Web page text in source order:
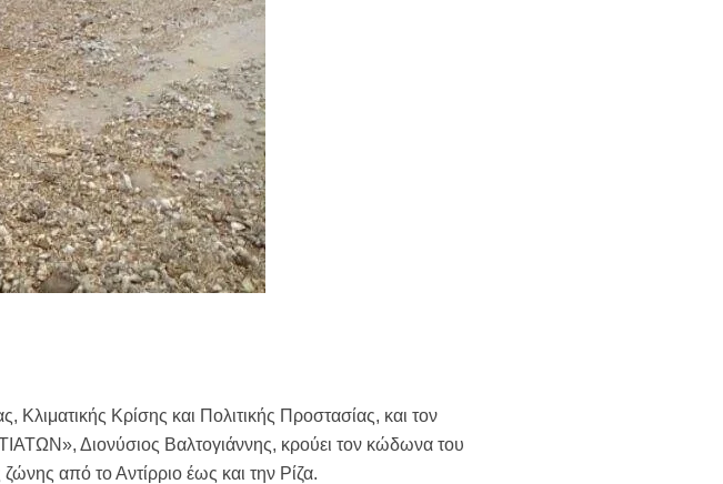
Κρίσης και Πολιτικής Προστασίας, και τον
Διονύσιος Βαλτογιάννης, κρούει τον κώδωνα του
από το Αντίρριο έως και την Ρίζα.